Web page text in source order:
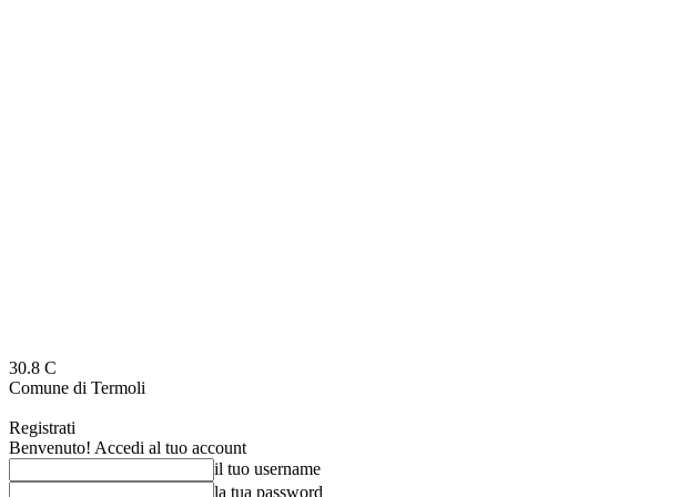
30.8 C
Comune di Termoli
Registrati
Benvenuto! Accedi al tuo account
il tuo username
la tua password